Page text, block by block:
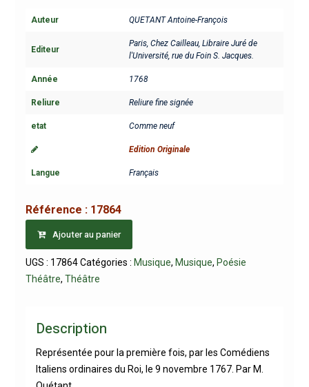
Auteur QUETANT Antoine-François
Editeur
Paris, Chez Cailleau, Libraire Juré de
l'Université, rue du Foin S. Jacques.
Année 1768
Reliure Reliure fine signée
etat Comme neuf
Edition Originale
Langue Français
Référence : 17864
Ajouter au panier
UGS : 17864 Catégories : Musique, Musique, Poésie
Théâtre, Théâtre
Description
Représentée pour la première fois, par les Comédiens
Italiens ordinaires du Roi, le 9 novembre 1767. Par M.